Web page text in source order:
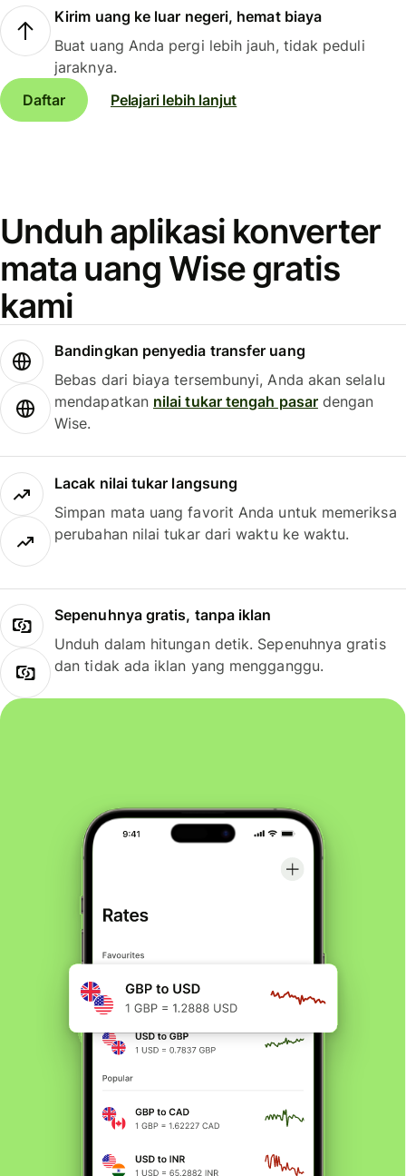
Kirim uang ke luar negeri, hemat biaya
Buat uang Anda pergi lebih jauh, tidak peduli
jaraknya.
Daftar
Pelajari lebih lanjut
Unduh aplikasi konverter
mata uang Wise gratis
kami
Bandingkan penyedia transfer uang
Bebas dari biaya tersembunyi, Anda akan selalu
mendapatkan nilai tukar tengah pasardengan
Wise.
Lacak nilai tukar langsung
Simpan mata uang favorit Anda untuk memeriksa
perubahan nilai tukar dari waktu ke waktu.
Sepenuhnya gratis, tanpa iklan
Unduh dalam hitungan detik. Sepenuhnya gratis
dan tidak ada iklan yang mengganggu.